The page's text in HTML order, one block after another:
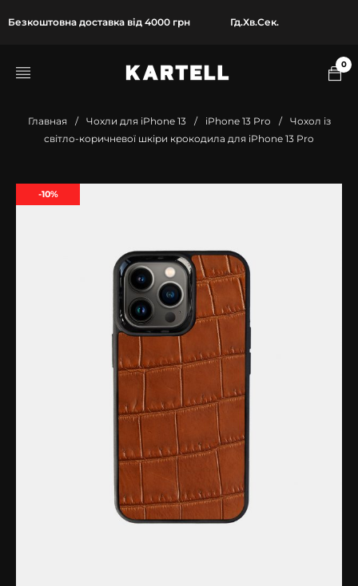
Безкоштовна доставка від 4000 грн Гд.Хв.Сек.
0
Главная / Чохли для iPhone 13 / iPhone 13 Pro /
Чохол із
світло-коричневої шкіри крокодила для iPhone 13 Pro
-10%